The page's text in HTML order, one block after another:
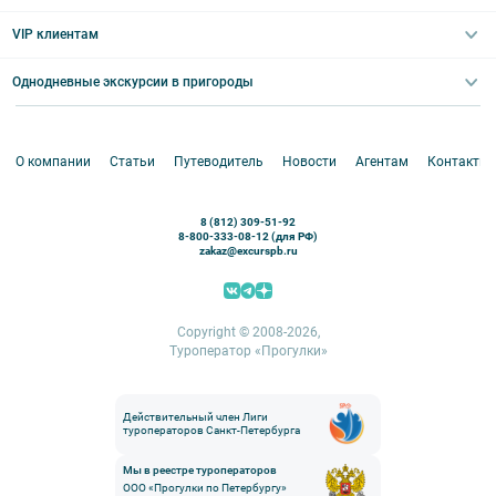
Круизы
Корпоративные мероприятия
Аренда водного транспорта
VIP клиентам
Однодневные экскурсии в пригороды
Кронштадт
Ораниенбаум
Пушкин (Царское село)
О компании Статьи Путеводитель Новости Агентам Контакты
8 (812) 309-51-92
8-800-333-08-12 (для РФ)
zakaz@excurspb.ru
Copyright © 2008-2026,
Туроператор «Прогулки»
Действительный член Лиги
туроператоров Санкт-Петербурга
Мы в реестре туроператоров
ООО «Прогулки по Петербургу»